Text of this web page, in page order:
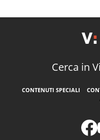
Cerca in
CONTENUTI SPECIALI